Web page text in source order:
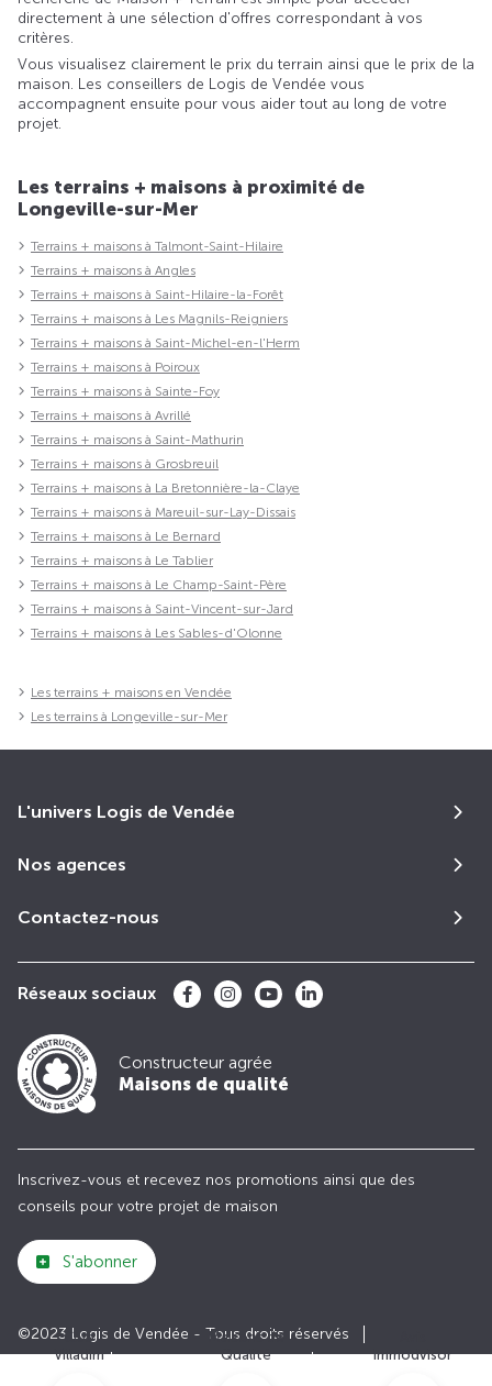
Club
Villadim
Maisons de
Qualité
Immodvisor
directement à une sélection d'offres correspondant à vos
critères.
Vous visualisez clairement le prix du terrain ainsi que le prix de la
maison. Les conseillers de Logis de Vendée vous
accompagnent ensuite pour vous aider tout au long de votre
projet.
Les terrains + maisons à proximité de
Longeville-sur-Mer
Terrains + maisons à Talmont-Saint-Hilaire
Terrains + maisons à Angles
Terrains + maisons à Saint-Hilaire-la-Forêt
Terrains + maisons à Les Magnils-Reigniers
Terrains + maisons à Saint-Michel-en-l'Herm
Terrains + maisons à Poiroux
Terrains + maisons à Sainte-Foy
Terrains + maisons à Avrillé
Terrains + maisons à Saint-Mathurin
Terrains + maisons à Grosbreuil
Terrains + maisons à La Bretonnière-la-Claye
Terrains + maisons à Mareuil-sur-Lay-Dissais
Terrains + maisons à Le Bernard
Terrains + maisons à Le Tablier
Terrains + maisons à Le Champ-Saint-Père
Terrains + maisons à Saint-Vincent-sur-Jard
Terrains + maisons à Les Sables-d'Olonne
Les terrains + maisons en Vendée
Les terrains à Longeville-sur-Mer
L'univers Logis de Vendée
Nos agences
Contactez-nous
Réseaux sociaux
Constructeur agrée
Maisons de qualité
Inscrivez-vous et recevez nos promotions ainsi que des
conseils pour votre projet de maison
S'abonner
©2023 Logis de Vendée - Tous droits réservés
Plan du site
Paramètres des cookies